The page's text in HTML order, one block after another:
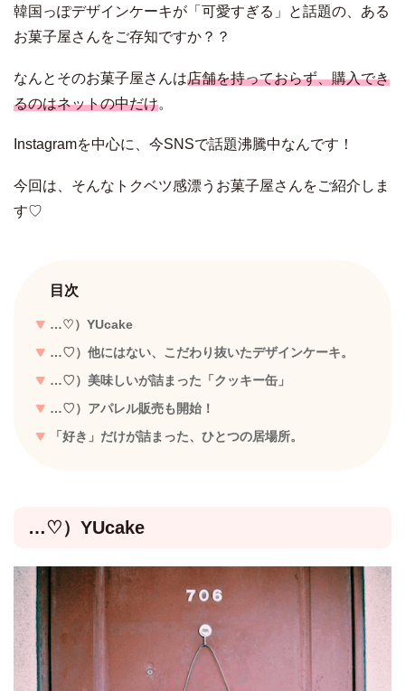
韓国っぽデザインケーキが「可愛すぎる」と話題の、ある
お菓子屋さんをご存知ですか？？
なんとそのお菓子屋さんは店舗を持っておらず、購入でき
るのはネットの中だけ。
Instagramを中心に、今SNSで話題沸騰中なんです！
今回は、そんなトクベツ感漂うお菓子屋さんをご紹介しま
す♡
目次
…♡）YUcake
…♡）他にはない、こだわり抜いたデザインケーキ。
…♡）美味しいが詰まった「クッキー缶」
…♡）アパレル販売も開始！
「好き」だけが詰まった、ひとつの居場所。
…♡）YUcake